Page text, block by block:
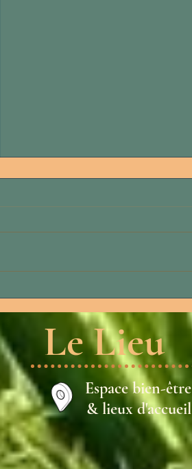
Le Lieu
Espace bien-être
& lieux d'accueil